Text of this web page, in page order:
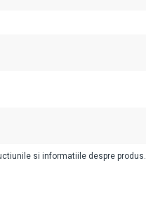
si informatiile despre produs.